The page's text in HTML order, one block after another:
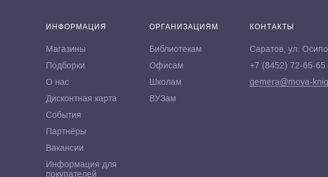
ИНФОРМАЦИЯ
Магазины
Подборки
О нас
Дисконтная карта
События
Партнёры
Вакансии
Информация для
покупателей
ОРГАНИЗАЦИЯМ
Библиотекам
Офисам
Школам
ВУЗам
КОНТАКТЫ
Саратов, ул.
+7 (8452) 72-65-65
gemera@moya-